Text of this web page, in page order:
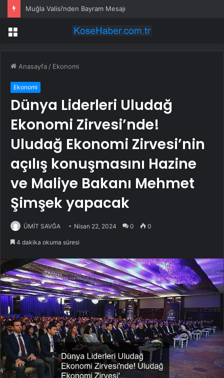
Muğla Valisi’nden Bayram Mesajı
Menü
Anasayfa / Ekonomi
Ekonomi
Dünya Liderleri Uludağ
Ekonomi Zirvesi’nde!
Uludağ Ekonomi Zirvesi’nin
açılış konuşmasını Hazine
ve Maliye Bakanı Mehmet
Şimşek yapacak
ÜMİT SAVĞA Nisan 22, 2024 0 0
4 dakika okuma süresi